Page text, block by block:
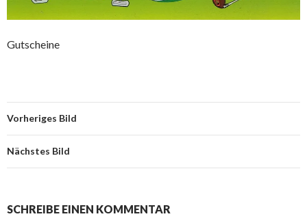
Gutscheine
Vorheriges Bild
Nächstes Bild
SCHREIBE EINEN KOMMENTAR